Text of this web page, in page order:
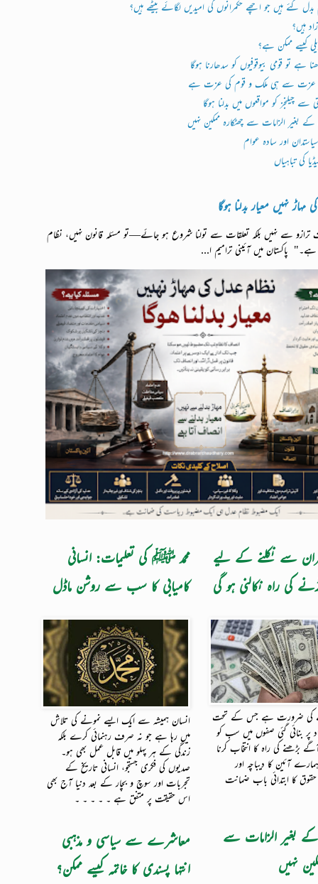
بدل گئے ہیں جو اچھے حکمرانوں کی امیدیں لگائے بیٹھے ہیں؟
ہیں؟
کیسے ممکن ہے؟
ہے تو قومی بیوقوفیوں کو سدھارنا ہوگا
عزت سے ہی ملک و قوم کی عزت ہے
سے چیلنجز کو مواقعوں میں بدلنا ہوگا
کے بغیر الزامات سے چھٹکارہ ممکین نہیں
اور سادہ عوام
کی تباہیاں
نہیں معیار بدلنا ہوگا
سے نہیں بلکہ تعلقات سے تولنا شروع ہو جائے—تو مسئلہ قانون نہیں، نظام
ہے۔" پاکستان میں آئینی ترامیم ا...
سے نکلنے کے لیے
کی راہ نکالنی ہو گی
کی ضرورت ہے جس کے تحت
پر بنائی گئی صفوں میں سب کو
بڑھنے کی راہ کا انتخاب کرنا
آئین کا دیباچہ اور
کا ابتدائی باب ضمانت
بغیر الزامات سے
نہیں
محمد ﷺ کی تعلیمات: انسانی
کامیابی کا سب سے روشن ماڈل
انسان ہمیشہ سے ایک ایسے نمونے کی تلاش
میں رہا ہے جو نہ صرف رہنمائی کرے بلکہ
زندگی کے ہر پہلو میں قابل عمل بھی ہو۔
صدیوں کی فکری جستجو، انسانی تاریخ کے
تجربات اور سوچ و بچار کے بعد دنیا آج بھی
اس حقیقت پر متفق ہے ۔ ۔ ۔ ۔ ۔
معاشرے سے سیاسی و مذہبی
انتہا پسندی کا خاتمہ کیسے ممکن؟